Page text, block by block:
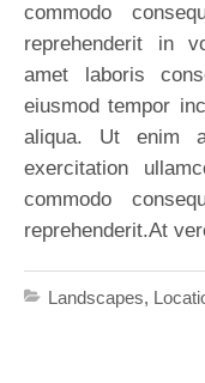
commodo
reprehenderit in
amet laboris
eiusmod tempor
aliqua. Ut enim
exercitation
commodo
reprehenderit.At
Landscapes,